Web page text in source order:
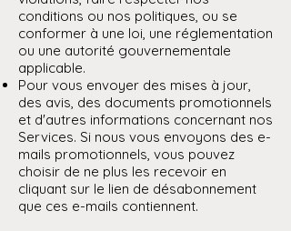
conditions ou nos politiques, ou se
conformer à une loi, une réglementation
ou une autorité gouvernementale
applicable.
Pour vous envoyer des mises à jour,
des avis, des documents promotionnels
et d'autres informations concernant nos
Services. Si nous vous envoyons des e-
mails promotionnels, vous pouvez
choisir de ne plus les recevoir en
cliquant sur le lien de désabonnement
que ces e-mails contiennent.